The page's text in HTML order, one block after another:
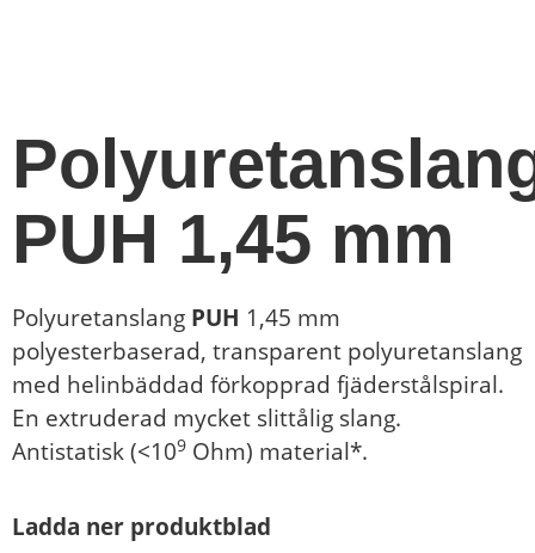
PUH 1,45 mm
Polyuretanslang PUH 1,45 mm
polyesterbaserad, transparent polyuretanslang
med helinbäddad förkopprad fjäderstålspiral.
En extruderad mycket slittålig slang.
Antistatisk (<109 Ohm) material*.
Ladda ner produktblad